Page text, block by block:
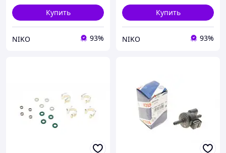
Купить
NIKO 93%
Купить
NIKO 93%